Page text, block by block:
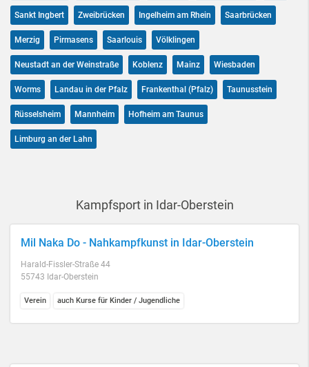
Sankt Ingbert Zweibrücken Ingelheim am Rhein Saarbrücken
Merzig Pirmasens Saarlouis Völklingen
Neustadt an der Weinstraße Koblenz Mainz Wiesbaden
Worms Landau in der Pfalz Frankenthal (Pfalz) Taunusstein
Rüsselsheim Mannheim Hofheim am Taunus
Limburg an der Lahn
Kampfsport in Idar-Oberstein
Mil Naka Do - Nahkampfkunst in Idar-Oberstein
Harald-Fissler-Straße 44
55743 Idar-Oberstein
Verein auch Kurse für Kinder / Jugendliche